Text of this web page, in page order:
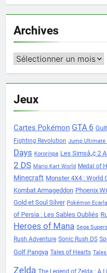
Archives
Archives
Jeux
Cartes Pokémon GTA 6
Fighting Revolution Jump Ultimate
Days Kororinpa Les Simsâ„¢ 2
2 DS Mario Kart World Medal of
Minecraft Monster 4X4 : World
Kombat Armageddon Phoenix
Gold et Soul Silver Pokémon
of Persia : Les Sables Oubliés
Heroes of Mana Sega
Rush Adventure Sonic Rush DS
Golf Pangya Tales of Hearts
Zelda The Legend of Zelda : A